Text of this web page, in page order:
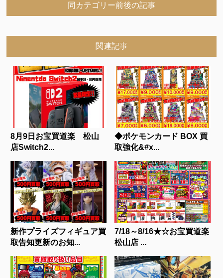
同カテゴリー前後の記事
関連記事
8月9日お宝買道楽 松山
店Switch2...
◆ポケモンカード BOX 買
取強化&#x...
新作プライズフィギュア買
取告知更新のお知...
7/18～8/16★☆お宝買道楽
松山店 ...